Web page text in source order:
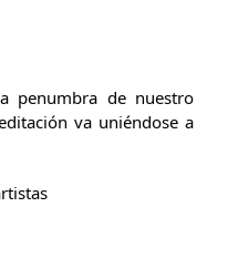
penumbra de nuestro
va uniéndose a